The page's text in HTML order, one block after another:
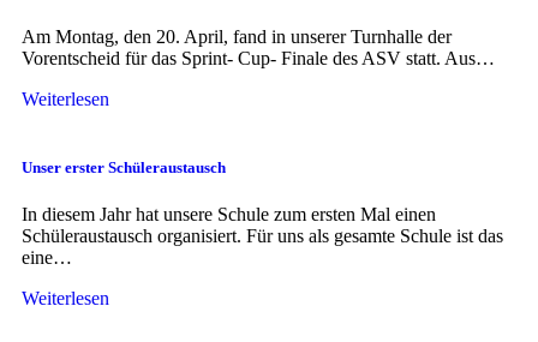
Am Montag, den 20. April, fand in unserer Turnhalle der
Vorentscheid für das Sprint- Cup- Finale des ASV statt. Aus…
Weiterlesen
Unser erster Schüleraustausch
In diesem Jahr hat unsere Schule zum ersten Mal einen
Schüleraustausch organisiert. Für uns als gesamte Schule ist das
eine…
Weiterlesen